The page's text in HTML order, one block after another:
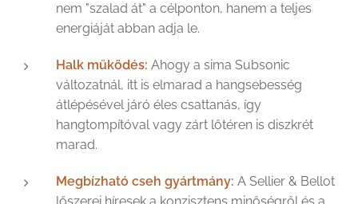
nem "szalad át" a célponton, hanem a teljes
energiáját abban adja le.
Halk működés: Ahogy a sima Subsonic
változatnál, itt is elmarad a hangsebesség
átlépésével járó éles csattanás, így
hangtompítóval vagy zárt lőtéren is diszkrét
marad.
Megbízható cseh gyártmány: A Sellier & Bellot